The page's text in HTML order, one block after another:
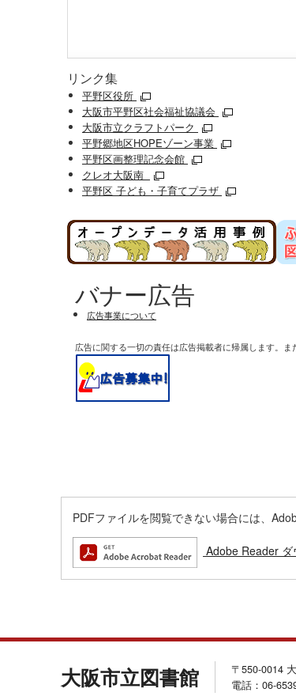
リンク集
平野区役所
大阪市平野区社会福祉協議会
大阪市立クラフトパーク
平野郷地区HOPEゾーン事業
平野区画整理記念会館
クレオ大阪南
平野区 子ども・子育てプラザ
バナー広告
広告事業について
広告に関する一切の責任は広告掲載者に帰属します。
PDFファイルを閲覧できない場合には、
Adobe Reader
大阪市立図書館
〒550-0014
電話：06-